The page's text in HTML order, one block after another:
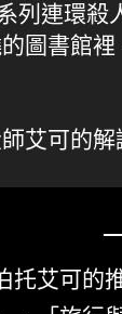
列連環殺
圖書館裡
艾可的解
托艾可的